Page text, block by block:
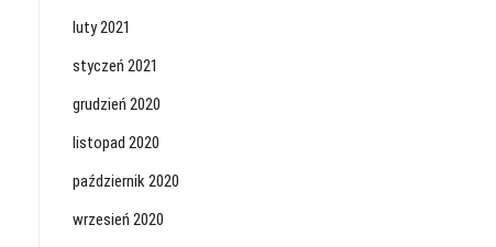
luty 2021
styczeń 2021
grudzień 2020
listopad 2020
październik 2020
wrzesień 2020